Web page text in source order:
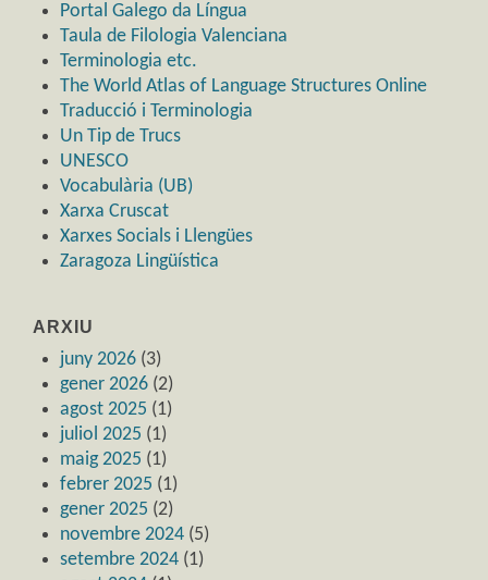
Portal Galego da Língua
Taula de Filologia Valenciana
Terminologia etc.
The World Atlas of Language Structures Online
Traducció i Terminologia
Un Tip de Trucs
UNESCO
Vocabulària (UB)
Xarxa Cruscat
Xarxes Socials i Llengües
Zaragoza Lingüística
ARXIU
juny 2026 (3)
gener 2026 (2)
agost 2025 (1)
juliol 2025 (1)
maig 2025 (1)
febrer 2025 (1)
gener 2025 (2)
novembre 2024 (5)
setembre 2024 (1)